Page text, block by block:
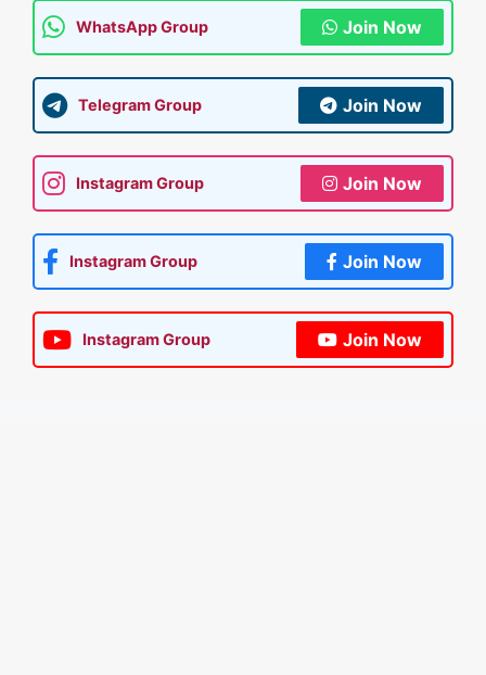
WhatsApp Group Join Now
Telegram Group Join Now
Instagram Group Join Now
Instagram Group Join Now
Instagram Group Join Now